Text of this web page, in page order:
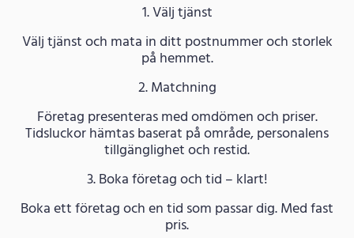
1. Välj tjänst
Välj tjänst och mata in ditt postnummer och storlek
på hemmet.
2. Matchning
Företag presenteras med omdömen och priser.
Tidsluckor hämtas baserat på område, personalens
tillgänglighet och restid.
3. Boka företag och tid – klart!
Boka ett företag och en tid som passar dig. Med fast
pris.